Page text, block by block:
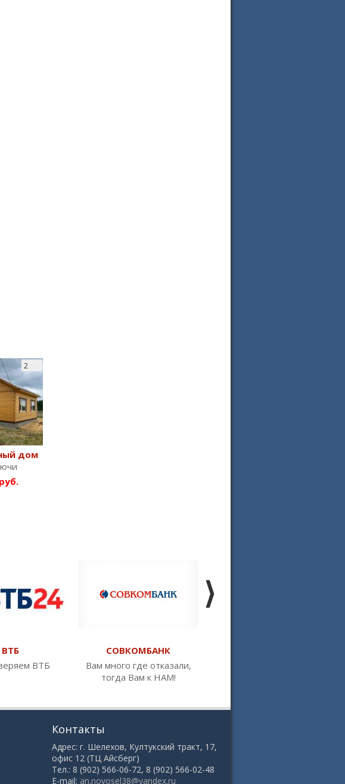
2
дом
ВТБ
ВТБ
СОВКОМБАНК
Вам много где отказали,
тогда Вам к НАМ!
Контакты
Адрес: г. Шелехов, Култукский тракт, 17,
офис 12 (ТЦ Айсберг)
Тел.: 8 (902) 566-06-72, 8 (902) 566-02-48
E-mail: an.novosel38@yandex.ru